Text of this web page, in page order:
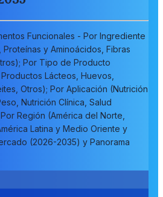
Funcionales - Por Ingrediente
y Aminoácidos, Fibras
Por Tipo de Producto
Lácteos, Huevos,
Otros); Por Aplicación (Nutrición
Nutrición Clínica, Salud
Región (América del Norte,
Latina y Medio Oriente y
(2026-2035) y Panorama